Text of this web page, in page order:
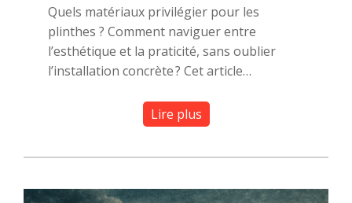
Quels matériaux privilégier pour les
plinthes ? Comment naviguer entre
l’esthétique et la praticité, sans oublier
l’installation concrète ? Cet article…
Lire plus